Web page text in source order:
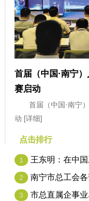
首届（中国·南宁
赛启动
首届（中国·南宁
动 [详细]
点击排行
1
王东明：在中
代表…
2 南宁市总工会
3 市总直属企事